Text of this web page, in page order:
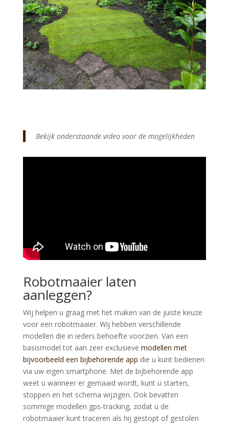
Bekijk onderstaande video voor de mogelijkheden
Robotmaaier laten
aanleggen?
Wij helpen u graag met het maken van de juiste keuze
voor een robotmaaier. Wij hebben verschillende
modellen die in ieders behoefte voorzien. Van een
basismodel tot aan zeer exclusieve modellen met
bijvoorbeeld een bijbehorende app die u kunt bedienen
via uw eigen smartphone. Met de bijbehorende app
weet u wanneer er gemaaid wordt, kunt u starten,
stoppen en het schema wijzigen. Ook bevatten
sommige modellen gps-tracking, zodat u de
robotmaaier kunt traceren als hij gestopt of gestolen